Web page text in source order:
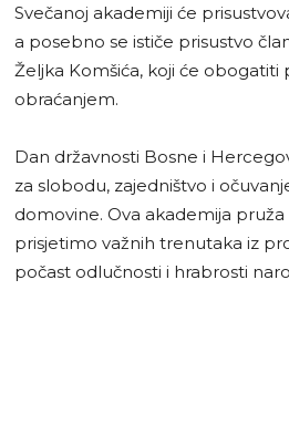
Svečanoj akademiji će
a posebno se ističe prisustvo
Željka Komšića, koji će obogatiti
obraćanjem.
Dan državnosti Bosne i
za slobodu, zajedništvo i
domovine. Ova akademija
prisjetimo važnih trenutaka iz
počast odlučnosti i hrabrosti